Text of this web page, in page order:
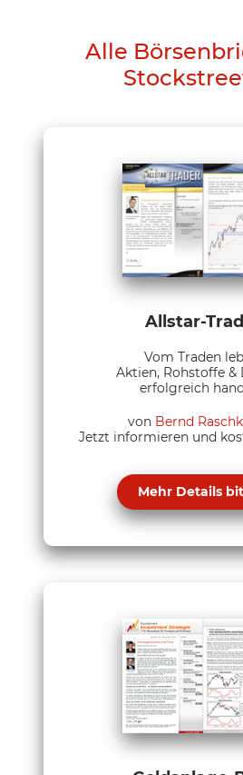
Alle
Allstar-
Vom Traden
Aktien, Rohstoffe &
erfolgreich
von Bernd
Jetzt informieren und
Mehr Details